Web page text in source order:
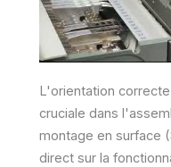
L'orientation
cruciale dans
montage en surface
direct sur la